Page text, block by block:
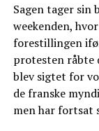
Sagen tager sin
weekenden,
forestillingen
protesten råbte
blev sigtet for
de franske
men har fortsat